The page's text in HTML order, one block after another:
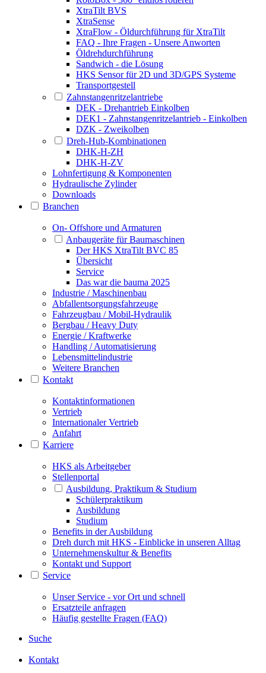
XtraTilt BVS
XtraSense
XtraFlow - Öldurchführung für XtraTilt
FAQ - Ihre Fragen - Unsere Anworten
Öldrehdurchführung
Sandwich - die Lösung
HKS Sensor für 2D und 3D/GPS Systeme
Transportgestell
Zahnstangenritzelantriebe
DEK - Drehantrieb Einkolben
DEK1 - Zahnstangenritzelantrieb - Einkolben
DZK - Zweikolben
Dreh-Hub-Kombinationen
DHK-H-ZH
DHK-H-ZV
Lohnfertigung & Komponenten
Hydraulische Zylinder
Downloads
Branchen
On- Offshore und Armaturen
Anbaugeräte für Baumaschinen
Der HKS XtraTilt BVC 85
Übersicht
Service
Das war die bauma 2025
Industrie / Maschinenbau
Abfallentsorgungsfahrzeuge
Fahrzeugbau / Mobil-Hydraulik
Bergbau / Heavy Duty
Energie / Kraftwerke
Handling / Automatisierung
Lebensmittelindustrie
Weitere Branchen
Kontakt
Kontaktinformationen
Vertrieb
Internationaler Vertrieb
Anfahrt
Karriere
HKS als Arbeitgeber
Stellenportal
Ausbildung, Praktikum & Studium
Schülerpraktikum
Ausbildung
Studium
Benefits in der Ausbildung
Dreh durch mit HKS - Einblicke in unseren Alltag
Unternehmenskultur & Benefits
Kontakt und Support
Service
Unser Service - vor Ort und schnell
Ersatzteile anfragen
Häufig gestellte Fragen (FAQ)
Suche
Kontakt